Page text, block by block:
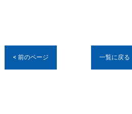
< 前のページ 一覧に戻る